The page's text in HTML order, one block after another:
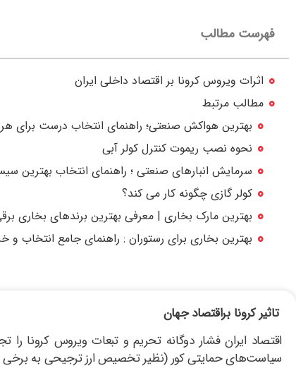
فهرست مطالب
اثرات ویروس کرونا بر اقتصاد داخلی ایران
مطالب مرتبط
بهترین هواکش صنعتی؛ راهنمای انتخاب درست برای
نحوه نصب ریموت کنترل کولر آبی
سرمایش انبارهای صنعتی ؛ راهنمای انتخاب بهترین
کولر گازی چگونه کار می کند؟
بهترین مارک بخاری | معرفی بهترین برندهای بخاری
بهترین بخاری برای رستوران : راهنمای جامع انتخاب و
تاثیر کرونا براقتصاد جهان
اقتصاد ایران فشار دوگانه تحریم و تبعات ویروس کرونا
سیاست‌های حمایتی کور (نظیر تخصیص ارز ترجیحی به برخی